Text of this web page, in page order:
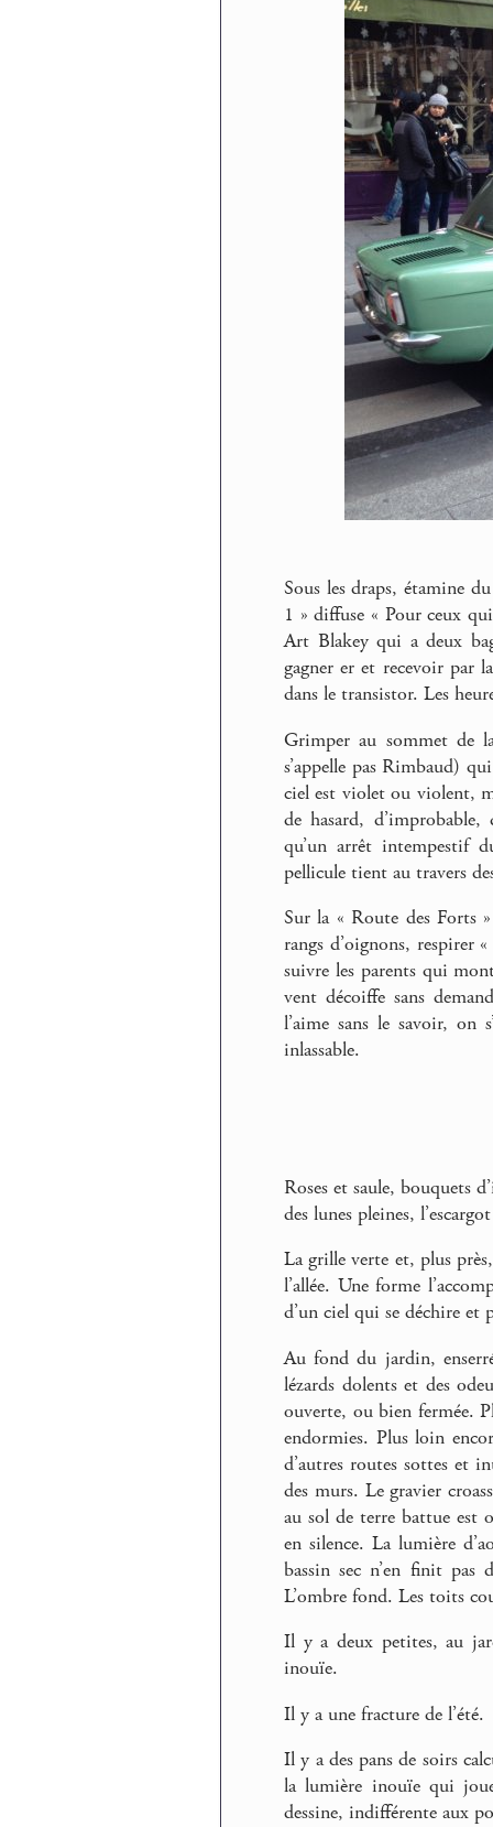
Sous les draps, étamine
1 » diffuse « Pour ceux
Art Blakey qui a deux
gagner er et recevoir par
dans le transistor. Les
Grimper au sommet de
s’appelle pas Rimbaud)
ciel est violet ou violent,
de hasard,
qu’un arrêt intempestif
pellicule tient au travers
Sur la « Route des Forts
rangs d’oignons, respirer
suivre les parents qui
vent décoiffe sans
l’aime sans le savoir, on
inlassable.
Roses et saule, bouquets
des lunes pleines,
La grille verte et, plus
l’allée. Une forme
d’un ciel qui se déchire et
Au fond du jardin,
lézards dolents et des
ouverte, ou bien fermée.
endormies. Plus loin
d’autres routes sottes et
des murs. Le gravier
au sol de terre battue est
en silence. La lumière
bassin sec n’en finit pas
L’ombre fond. Les toits
Il y a deux petites, au
inouïe.
Il y a une fracture de l’été.
Il y a des pans de soirs
la lumière inouïe qui
dessine, indifférente aux